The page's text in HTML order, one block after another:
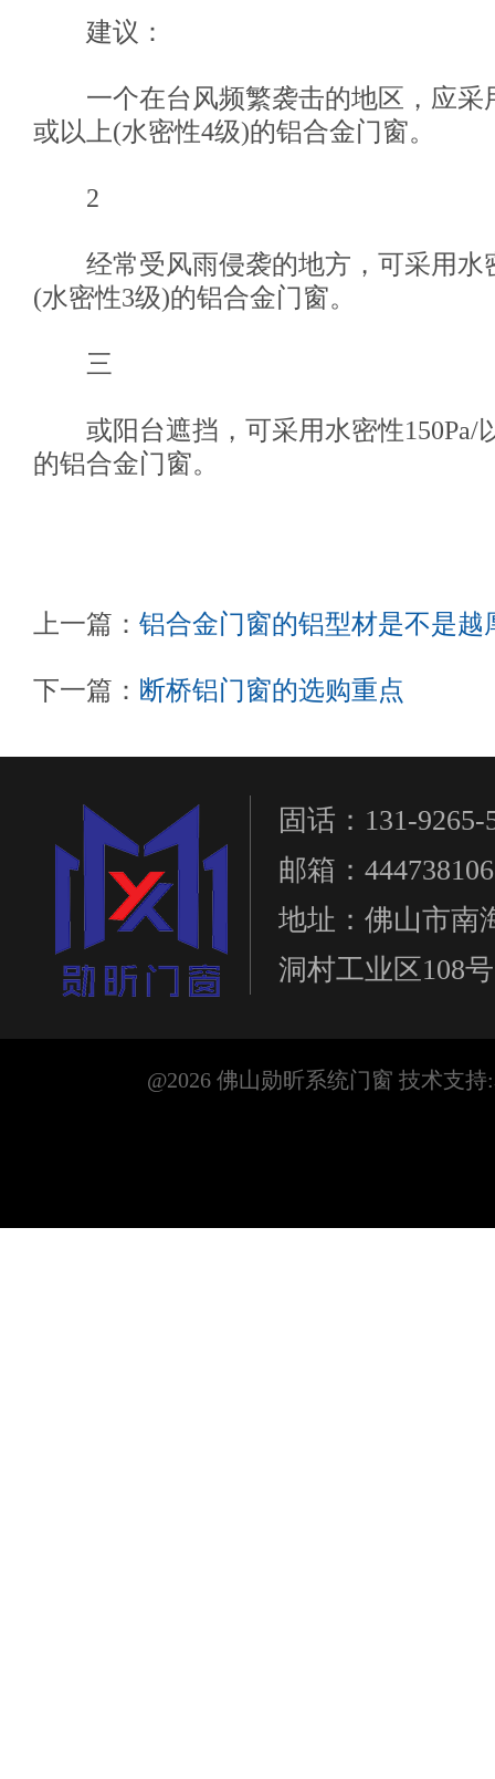
建议：
一个在台风频繁袭击的地区，应采
或以上(水密性4级)的铝合金门窗。
2
经常受风雨侵袭的地方，可采用水
(水密性3级)的铝合金门窗。
三
或阳台遮挡，可采用水密性150Pa/
的铝合金门窗。
上一篇： 铝合金门窗的铝型材是不是越
下一篇： 断桥铝门窗的选购重点
固话：131-9265-
邮箱：
地址：佛山市南
洞村工业区108号
@2026 佛山勋昕系统门窗 技术支持: